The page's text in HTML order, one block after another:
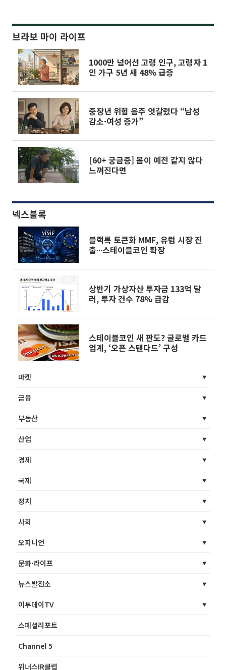
브라보 마이 라이프
1000만 넘어선 고령 인구, 고령자 1
인 가구 5년 새 48% 급증
중장년 위험 음주 엇갈렸다 “남성
감소·여성 증가”
[60+ 궁금증] 몸이 예전 같지 않다
느껴진다면
넥스블록
블랙록 토큰화 MMF, 유럽 시장 진
출∙∙∙스테이블코인 확장
상반기 가상자산 투자금 133억 달
러, 투자 건수 78% 급감
스테이블코인 새 판도? 글로벌 카드
업계, ‘오픈 스탠다드’ 구성
마켓
금융
부동산
산업
경제
국제
정치
사회
오피니언
문화·라이프
뉴스발전소
이투데이TV
스페셜리포트
Channel 5
위너스IR클럽